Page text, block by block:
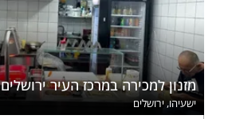
מזנון למכירה במרכז העיר ירושלים
ישעיהו, ירושלים